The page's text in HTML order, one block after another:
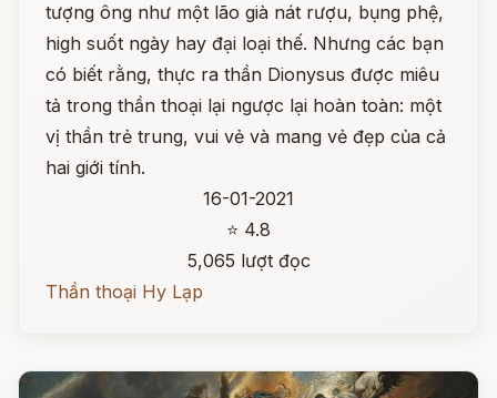
tượng ông như một lão già nát rượu, bụng phệ,
high suốt ngày hay đại loại thế. Nhưng các bạn
có biết rằng, thực ra thần Dionysus được miêu
tả trong thần thoại lại ngược lại hoàn toàn: một
vị thần trẻ trung, vui vẻ và mang vẻ đẹp của cả
hai giới tính.
16-01-2021
⭐ 4.8
5,065 lượt đọc
Thần thoại Hy Lạp